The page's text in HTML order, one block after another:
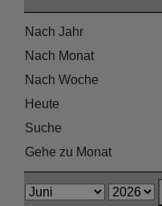
Nach Jahr
Nach Monat
Nach Woche
Heute
Suche
Gehe zu Monat